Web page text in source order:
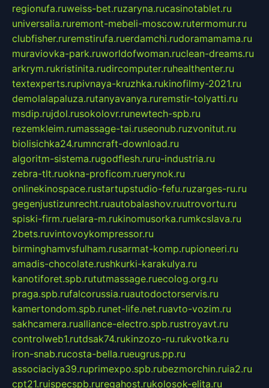
regionufa.ruweiss-bet.ruzaryna.rucasinotablet.ru
universalia.ruremont-mebeli-moscow.rutermomur.ru
clubfisher.ruremstirufa.ruerdamchi.rudoramamama.ru
muraviovka-park.ruworldofwoman.ruclean-dreams.ru
arkrym.rukristinita.rudircomputer.ruhealthenter.ru
textexperts.rupivnaya-kruzhka.rukinofilmy-2021.ru
demolalapaluza.rutanyavanya.ruremstir-tolyatti.ru
msdip.rujdol.rusokolovr.runewtech-spb.ru
rezemkleim.rumassage-tai.ruseonub.ruzvonitut.ru
biolisichka24.rumncraft-download.ru
algoritm-sistema.rugodflesh.ruru-industria.ru
zebra-tlt.ruokna-proficom.ruerynok.ru
onlinekinospace.rustartupstudio-fefu.ruzarges-ru.ru
gegenjustizunrecht.ruautobalashov.ruutrovortu.ru
spiski-firm.ruelara-m.rukinomusorka.rumkcslava.ru
2bets.ruvintovoykompressor.ru
birminghamvsfulham.rusarmat-komp.rupioneeri.ru
amadis-chocolate.rushkurki-karakulya.ru
kanotiforet.spb.rututmassage.ruecolog.org.ru
praga.spb.rufalcorussia.ruautodoctorservis.ru
kamertondom.spb.runet-life.net.ruavto-vozim.ru
sakhcamera.rualliance-electro.spb.rustroyavt.ru
controlweb1.rutdsak74.rukinzozo-ru.rukvotka.ru
iron-snab.rucosta-bella.rueugrus.pp.ru
associaciya39.ruprimexpo.spb.rubezmorchin.ruia2.ru
cpt21.ruispecspb.ruregahost.rukolosok-elita.ru